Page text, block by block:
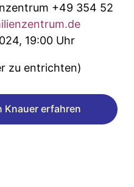
+49 354 52
19:00 Uhr
zu entrichten)
Knauer erfahren